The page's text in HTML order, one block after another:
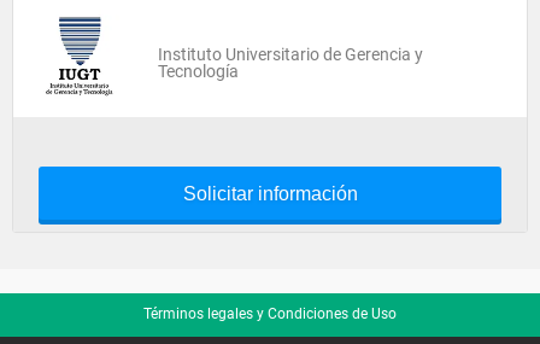
Instituto Universitario de Gerencia y
Tecnología
Solicitar información
Términos legales y Condiciones de Uso